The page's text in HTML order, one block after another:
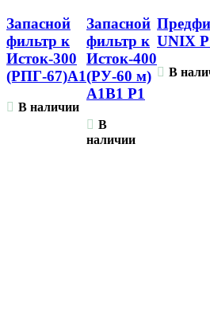
Запасной
фильтр к
Исток-300
(РПГ-67)А1
В наличии
Запасной
фильтр к
Исток-400
(РУ-60 м)
А1В1 Р1
В
наличии
UNIX
В